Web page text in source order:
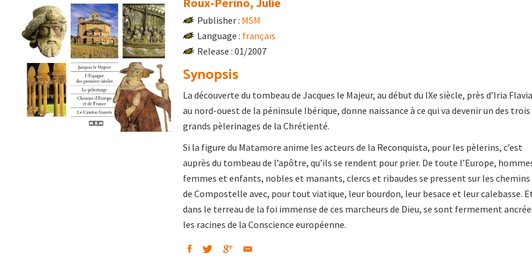
Publisher : MSM
Language : français
Release : 01/2007
Synopsis
La découverte du tombeau de Jacques le Majeur, au début du IXe siècle, près d’Iria
au nord-ouest de la péninsule Ibérique, donne naissance à ce qui va devenir un des trois
grands pèlerinages de la Chrétienté.
Si la figure du Matamore anime les acteurs de la Reconquista, pour les pèlerins, c’est
auprès du tombeau de l’apôtre, qu’ils se rendent pour prier. De toute l’Europe,
femmes et enfants, nobles et manants, clercs et ribaudes se pressent sur les chemins
de Compostelle avec, pour tout viatique, leur bourdon, leur besace et leur calebasse.
dans le terreau de la foi immense de ces marcheurs de Dieu, se sont fermement
les racines de la Conscience européenne.